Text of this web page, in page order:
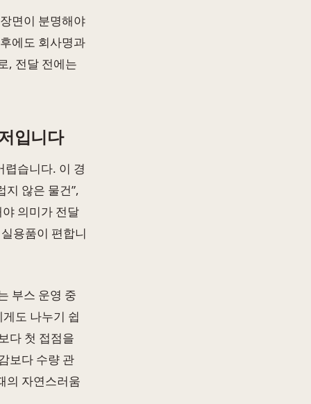
면이 분명해야
에도 회사명과
, 전달 전에는
입니다
렵습니다. 이 경
지 않은 물건”,
의미가 전달
용품이 편합니
부스 운영 중
도 나누기 쉽
다 첫 접점을
보다 수량 관
의 자연스러움